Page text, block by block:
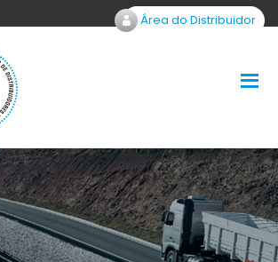
Área do Distribuidor